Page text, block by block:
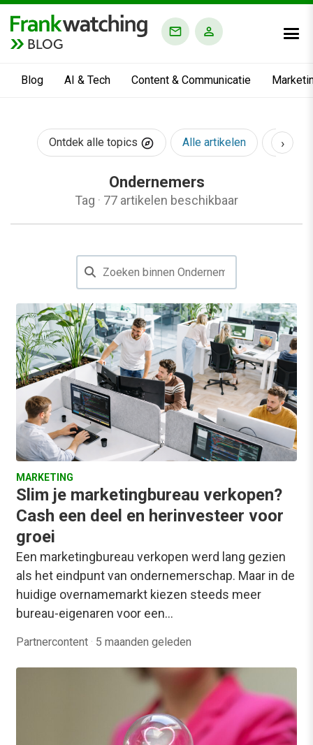
BLOG
Blog AI & Tech Content & Communicatie
Ontdek alle topics Alle artikelen AI &
›
Ondernemers
Tag · 77 artikelen beschikbaar
MARKETING
Slim je marketingbureau verkopen?
Cash een deel en herinvesteer voor
groei
Een marketingbureau verkopen werd lang gezien
als het eindpunt van ondernemerschap. Maar in de
huidige overnamemarkt kiezen steeds meer
bureau-eigenaren voor een…
Partnercontent · 5 maanden geleden